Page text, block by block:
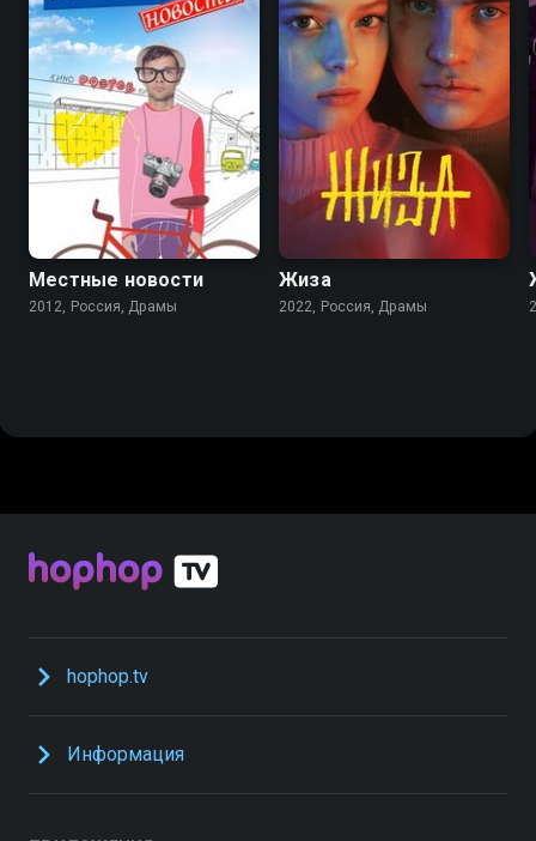
Местные новости
2012, Россия, Драмы
7.6 6.1
Жиза
2022, Россия, Драмы
hophop.tv
Информация